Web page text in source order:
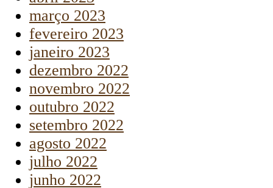
março 2023
fevereiro 2023
janeiro 2023
dezembro 2022
novembro 2022
outubro 2022
setembro 2022
agosto 2022
julho 2022
junho 2022